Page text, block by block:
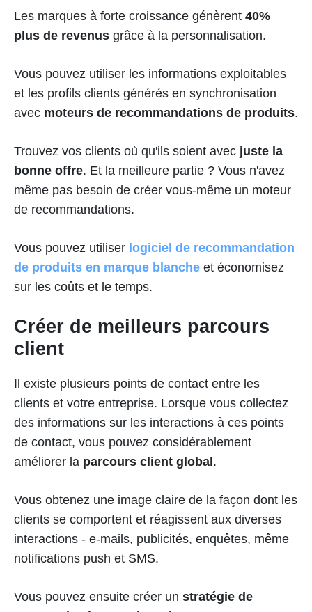
Les marques à forte croissance génèrent 40%
plus de revenus grâce à la personnalisation.
Vous pouvez utiliser les informations exploitables
et les profils clients générés en synchronisation
avec moteurs de recommandations de produits.
Trouvez vos clients où qu'ils soient avec juste la
bonne offre. Et la meilleure partie ? Vous n'avez
même pas besoin de créer vous-même un moteur
de recommandations.
Vous pouvez utiliser logiciel de recommandation
de produits en marque blanche et économisez
sur les coûts et le temps.
Créer de meilleurs parcours
client
Il existe plusieurs points de contact entre les
clients et votre entreprise. Lorsque vous collectez
des informations sur les interactions à ces points
de contact, vous pouvez considérablement
améliorer la parcours client global.
Vous obtenez une image claire de la façon dont les
clients se comportent et réagissent aux diverses
interactions - e-mails, publicités, enquêtes, même
notifications push et SMS.
Vous pouvez ensuite créer un stratégie de